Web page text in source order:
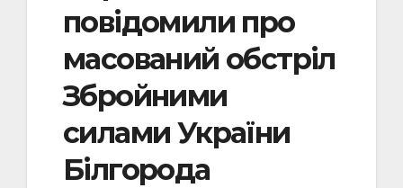
повідомили про
масований обстріл
Збройними
силами України
Білгорода